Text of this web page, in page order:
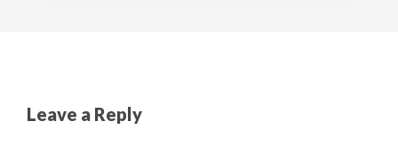
Leave a Reply